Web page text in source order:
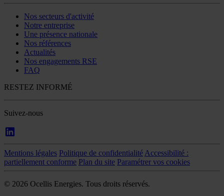
Nos secteurs d'activité
Notre entreprise
Une présence nationale
Nos références
Actualités
Nos engagements RSE
FAQ
RESTEZ INFORMÉ
Suivez-nous
Mentions légales Politique de confidentialité Accessibilité :
partiellement conforme Plan du site Paramétrer vos cookies
© 2026 Ocellis Energies. Tous droits réservés.